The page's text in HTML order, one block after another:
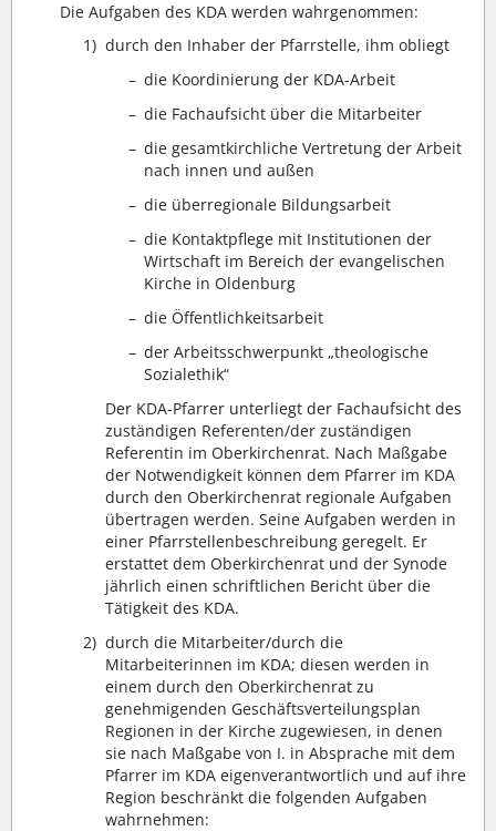
Die Aufgaben des KDA werden wahrgenommen:
1) durch den Inhaber der Pfarrstelle, ihm obliegt
– die Koordinierung der KDA-Arbeit
– die Fachaufsicht über die Mitarbeiter
– die gesamtkirchliche Vertretung der Arbeit
nach innen und außen
– die überregionale Bildungsarbeit
– die Kontaktpflege mit Institutionen der
Wirtschaft im Bereich der evangelischen
Kirche in Oldenburg
– die Öffentlichkeitsarbeit
– der Arbeitsschwerpunkt „theologische
Sozialethik“
Der KDA-Pfarrer unterliegt der Fachaufsicht des
zuständigen Referenten/der zuständigen
Referentin im Oberkirchenrat. Nach Maßgabe
der Notwendigkeit können dem Pfarrer im KDA
durch den Oberkirchenrat regionale Aufgaben
übertragen werden. Seine Aufgaben werden in
einer Pfarrstellenbeschreibung geregelt. Er
erstattet dem Oberkirchenrat und der Synode
jährlich einen schriftlichen Bericht über die
Tätigkeit des KDA.
2) durch die Mitarbeiter/durch die
Mitarbeiterinnen im KDA; diesen werden in
einem durch den Oberkirchenrat zu
genehmigenden Geschäftsverteilungsplan
Regionen in der Kirche zugewiesen, in denen
sie nach Maßgabe von I. in Absprache mit dem
Pfarrer im KDA eigenverantwortlich und auf ihre
Region beschränkt die folgenden Aufgaben
wahrnehmen: